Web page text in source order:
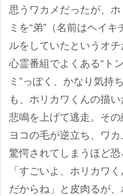
思うワカメだったが、
ミを“弟”（名前はヘイ
ルをしていたというオチ
心霊番組でよくある“ト
ミ”っぽく、かなり気持
も、ホリカワくんの描
悲鳴を上げて逃走。そ
ヨコの毛が逆立ち、ワ
驚愕されてしまうほど
「すごいよ、ホリカワ
だからね」と皮肉るが